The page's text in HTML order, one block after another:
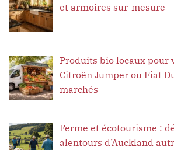
et armoires sur-mesure
Produits bio locaux pour
Citroën Jumper ou Fiat
marchés
Ferme et écotourisme :
alentours d’Auckland